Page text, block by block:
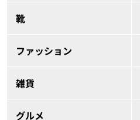
靴
ファッション
雑貨
グルメ